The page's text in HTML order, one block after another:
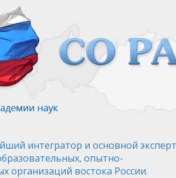
интегратор и основной эксперт
опытно-
организаций востока России.